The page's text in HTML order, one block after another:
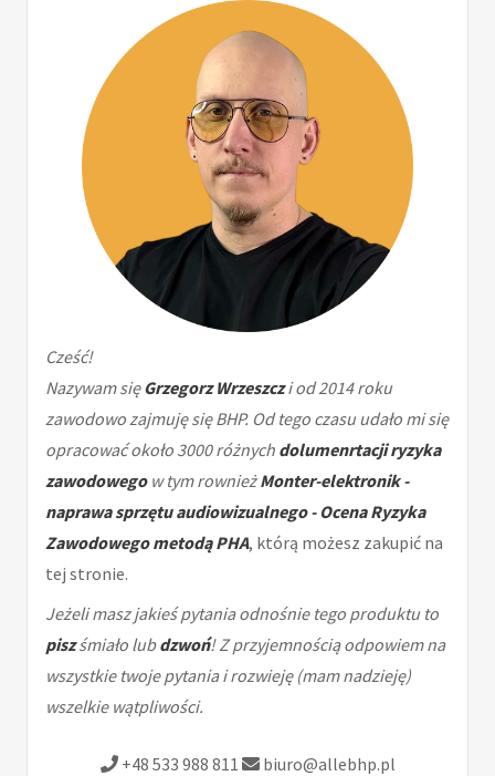
Cześć!
Nazywam sięGrzegorz Wrzeszczi od 2014 roku
zawodowo zajmuję się BHP. Od tego czasu udało mi się
opracować około 3000 różnych dolumenrtacji ryzyka
zawodowegow tym rownieżMonter-elektronik -
naprawa sprzętu audiowizualnego - Ocena Ryzyka
Zawodowego metodą PHA, którą możesz zakupić na
tej stronie.
Jeżeli masz jakieś pytania odnośnie tego produktu to
piszśmiało lubdzwoń! Z przyjemnością odpowiem na
wszystkie twoje pytania i rozwieję (mam nadzieję)
wszelkie wątpliwości.
+48 533 988 811 biuro@allebhp.pl